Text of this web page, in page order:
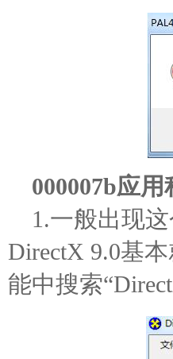
000007b应
1.一般出现
DirectX 9.0基
能中搜索